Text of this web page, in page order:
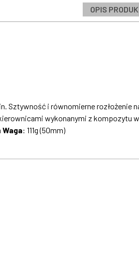
OPIS
Sztywność i równomierne
wykonanymi z
Waga: 111g (50mm)